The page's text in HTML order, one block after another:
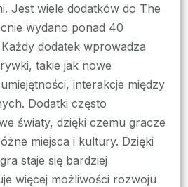
Jest wiele dodatków do The
wydano ponad 40
dodatek wprowadza
takie jak nowe
interakcje między
Dodatki często
światy, dzięki czemu gracze
miejsca i kultury. Dzięki
staje się bardziej
więcej możliwości rozwoju